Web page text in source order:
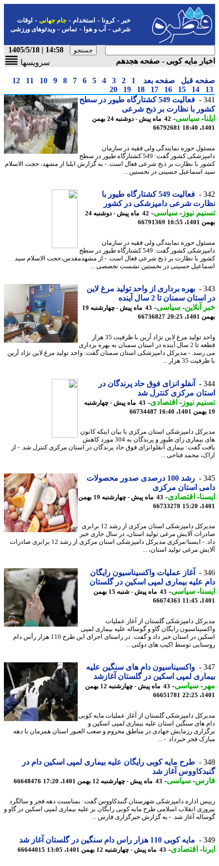
-کرونا-استخدام- جام جهانی-اوقات
شرعی-آب و هوا-تماس-ویدئوهای ورزشی
14:58 | 1405/5/18
مایه کوبی - صفحه هجدهم
سرویسها
قبل صفحه بعد 1
2
3
4
5
6
7
8
9
10
11
12
14
15
16
17
18
19
20
فعالیت 549 کشتارگاه طیور در سطح
با نظارت بر ذبح شرعی
-سیاسی-
42 ماه پیش - دوشنبه 24 بهمن
66792681
حوزه نمایندگی ولی فقیه در سازمان
دامپزشکی کشور گفت: 549 کشتارگاه طیور در سطح
با نظارت بر ذبح شرعی فعال است. - به گزارش ایلنا از مشهد، حجت الاسلام
اسماعیل حسینی در نخستین ...
فعالیت 549 کشتارگاه طیور با
شرعی دامپزشکی در کشور
نیوز-سیاسی-
42 ماه پیش - دوشنبه 24
16:55
66791369
حوزه نمایندگی ولی فقیه در سازمان
دامپزشکی کشور گفت: 549 کشتارگاه طیور در سطح
با نظارت بر ذبح شرعی فعال است. - از مشهدمقدس،حجت الاسلام سید
حسینی در نخستین نشست تخصصی ...
بهره برداری از واحد تولید مرغ لاین
سمنان تا 2 سال آینده
آنلاین-سیاسی-
43 ماه پیش - چهارشنبه 19
20:25
66736827
واحد تولید مرغ لاین نژاد آرین با ظرفیت 35 هزار
قطعه تا 2 سال آینده در استان سمنان به بهره برداری
- مدیرکل دامپزشکی استان سمنان گفت: واحد تولید مرغ لاین نژاد آرین
35 هزار ...
آنفلو انزای فوق حاد پرندگان در
مرکزی کنترل شد
نیوز-اقتصادی-
43 ماه پیش - چهارشنبه
66734487
دامپزشکی استان مرکزی با بیان اینکه کانون
های بیماری زای طیور و پرندگان به 304 مورد کاهش
گفت: بیماری آنفلوانزای فوق حاد پرندگان در استان مرکزی کنترل شد. - از
محمد فتاحی ...
رشد 100 درصدی صدور محصولات
استان مرکزی
-اقتصادی-
43 ماه پیش - چهارشنبه 19 بهمن
66733278
مدیرکل دامپزشکی استان مرکزی از رشد 12 برابری
آلایش مرغی تولید استان، در سال جاری خبر
داد. - ایسنا/مرکزی مدیرکل دامپزشکی استان مرکزی از رشد 12 برابری صادرات
مرغی تولید استان، ...
آغاز عملیات واکسیناسیون رایگان
علیه بیماری لمپی اسکین در گلستان
-سیاسی-
43 ماه پیش - شنبه 15 بهمن
66674363
دامپزشکی گلستان از آغاز عملیات
رایگان گاو و گوساله علیه بیماری لمپی
اسکین در استان خبر داد و گفت: در راستای اجرای این طرح 110 هزار رأس دام
توسط اکیپ های دولتی ...
واکسیناسیون دام های سنگین علیه
لمپی اسکین در گلستان آغازشد
-سیاسی-
43 ماه پیش - چهارشنبه 12 بهمن
66651781
دامپزشکی گلستان از آغاز عملیات مایه کوبی
های سنگین استان علیه بیماری لمپی اسکین و
رزمایش جهادی در مناطق محروم و صعب العبور استان همزمان با دهه
فجر خبرداد. - ...
طرح مایه کوبی رایگان علیه بیماری لمپی اسکین دام در
آغاز شد
-سیاسی-43 ماه پیش - چهارشنبه 12 بهمن 1401، 17:20 66648476
اداره دامپزشکی شهرستان گنبدکاووس گفت: بمناسبت دهه فجر و سالگرد
انقلاب اسلامی طرح مایه کوبی رایگان بر علیه بیماری لمپی اسکین در گاو و
آغاز شد. - به گزارش خبرگزاری فارس ...
مایه کوبی 110 هزار راس دام سنگین در گلستان آغاز شد
-اقتصادی-43 ماه پیش - چهارشنبه 12 بهمن 1401، 13:05 66644015